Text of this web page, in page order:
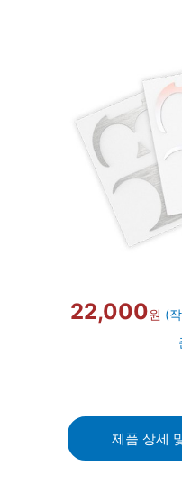
22,000원 (
제품 상세